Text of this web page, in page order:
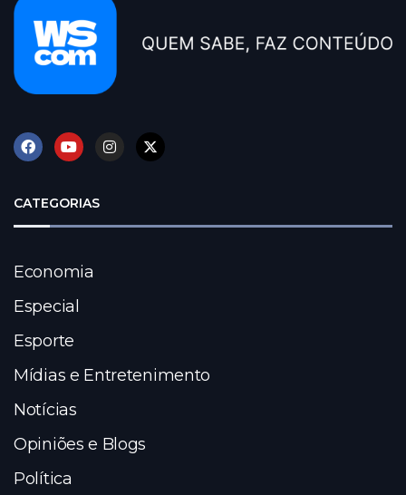
CATEGORIAS
Economia
Especial
Esporte
Mídias e Entretenimento
Notícias
Opiniões e Blogs
Política